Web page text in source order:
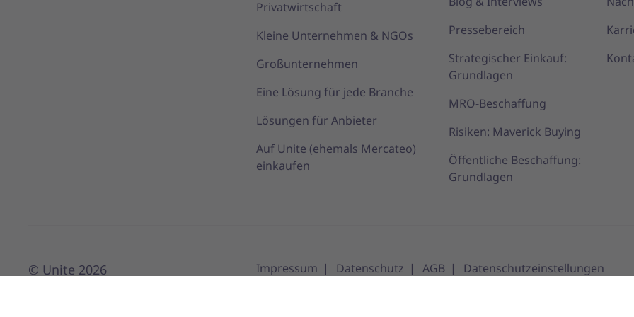
Privatwirtschaft
Kleine Unternehmen & NGOs
Großunternehmen
Eine Lösung für jede Branche
Lösungen für Anbieter
Auf Unite (ehemals Mercateo)
einkaufen
Pressebereich
Strategischer Einkauf:
Grundlagen
MRO-Beschaffung
Risiken: Maverick Buying
Öffentliche Beschaffung:
Grundlagen
© Unite 2026 Impressum Datenschutz AGB Datenschutzeinstellungen